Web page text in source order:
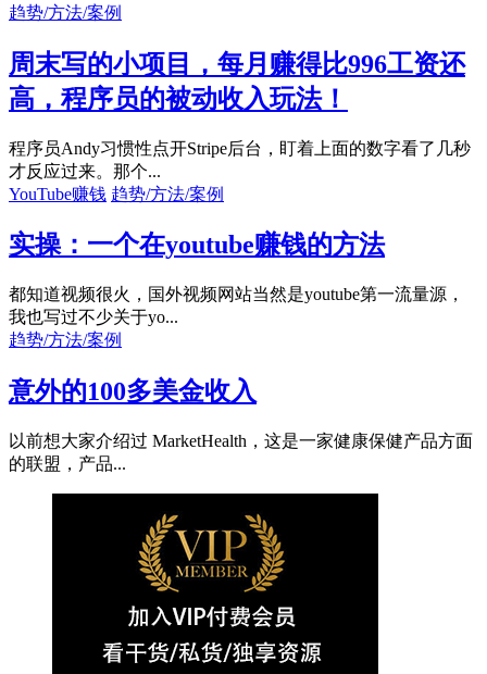
趋势/方法/案例
周末写的小项目，每月赚得比996工资还
高，程序员的被动收入玩法！
程序员Andy习惯性点开Stripe后台，盯着上面的数字看了几秒
才反应过来。那个...
YouTube赚钱 趋势/方法/案例
实操：一个在youtube赚钱的方法
都知道视频很火，国外视频网站当然是youtube第一流量源，
我也写过不少关于yo...
趋势/方法/案例
意外的100多美金收入
以前想大家介绍过 MarketHealth，这是一家健康保健产品方面
的联盟，产品...